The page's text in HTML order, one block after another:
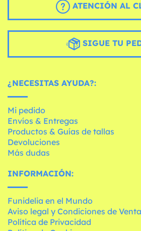
ATENCIÓN AL
SIGUE TU
¿NECESITAS AYUDA?:
Mi pedido
Envíos & Entregas
Productos & Guías de tallas
Devoluciones
Más dudas
INFORMACIÓN:
Funidelia en el Mundo
Aviso legal y Condiciones de Venta
Política de Privacidad